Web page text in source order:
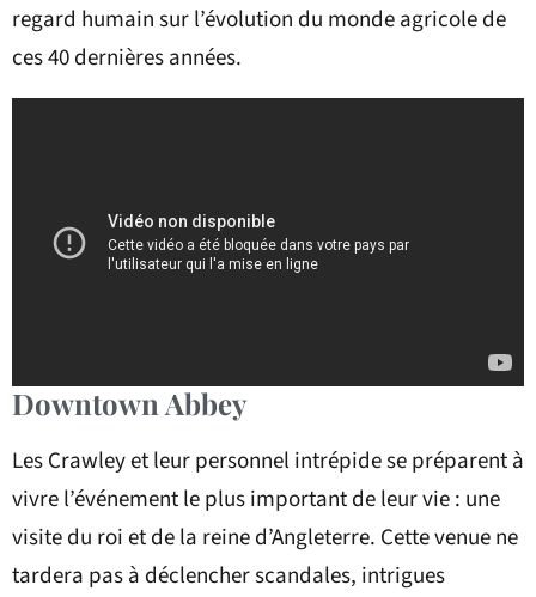
regard humain sur l’évolution du monde agricole de
ces 40 dernières années.
Downtown Abbey
Les Crawley et leur personnel intrépide se préparent à
vivre l’événement le plus important de leur vie : une
visite du roi et de la reine d’Angleterre. Cette venue ne
tardera pas à déclencher scandales, intrigues